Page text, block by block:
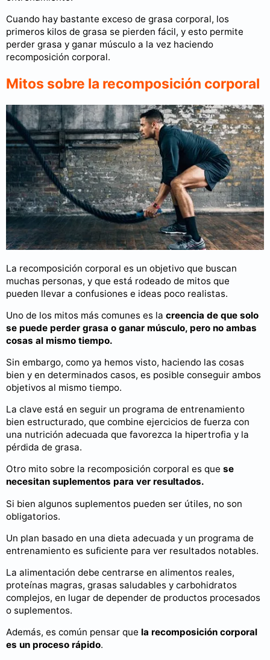
Cuando hay bastante exceso de grasa corporal, los
primeros kilos de grasa se pierden fácil, y esto permite
perder grasa y ganar músculo a la vez haciendo
recomposición corporal.
Mitos sobre la recomposición corporal
La recomposición corporal es un objetivo que buscan
muchas personas, y que está rodeado de mitos que
pueden llevar a confusiones e ideas poco realistas.
Uno de los mitos más comunes es la creencia de que solo
se puede perder grasa o ganar músculo, pero no ambas
cosas al mismo tiempo.
Sin embargo, como ya hemos visto, haciendo las cosas
bien y en determinados casos, es posible conseguir ambos
objetivos al mismo tiempo.
La clave está en seguir un programa de entrenamiento
bien estructurado, que combine ejercicios de fuerza con
una nutrición adecuada que favorezca la hipertrofia y la
pérdida de grasa.
Otro mito sobre la recomposición corporal es que se
necesitan suplementos para ver resultados.
Si bien algunos suplementos pueden ser útiles, no son
obligatorios.
Un plan basado en una dieta adecuada y un programa de
entrenamiento es suficiente para ver resultados notables.
La alimentación debe centrarse en alimentos reales,
proteínas magras, grasas saludables y carbohidratos
complejos, en lugar de depender de productos procesados
o suplementos.
Además, es común pensar que la recomposición corporal
es un proceso rápido.